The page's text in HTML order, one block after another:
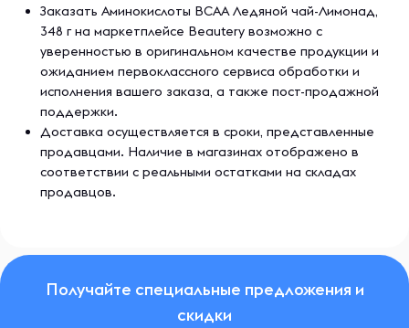
Заказать Аминокислоты BCAA Ледяной чай-Лимонад,
348 г на маркетплейсе Beautery возможно с
уверенностью в оригинальном качестве продукции и
ожиданием первоклассного сервиса обработки и
исполнения вашего заказа, а также пост-продажной
поддержки.
Доставка осуществляется в сроки, представленные
продавцами. Наличие в магазинах отображено в
соответствии с реальными остатками на складах
продавцов.
Получайте специальные предложения и
скидки